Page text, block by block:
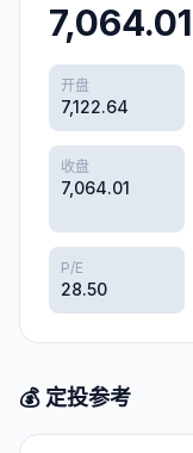
7,064.01
开盘
7,122.64
收盘
7,064.01
P/E
28.50
💰 定投参考